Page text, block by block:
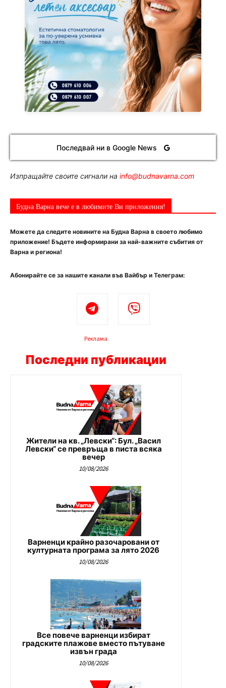
Последвай ни в Google News
Изпращайте своите сигнали на info@budnavarna.com
Будна Варна вече е в любимите Ви приложения!
Можете да следите новините на Будна Варна в своето любимо
приложение! Бъдете информирани за най-важните събития от
Варна и региона!
Абонирайте се за нашите канали във Вайбър и Телеграм:
Реклама
Последни публикации
Жители на кв. „Левски“: Бул. „Васил
Левски“ се превръща в писта всяка
вечер
10/08/2026
Варненци крайно разочаровани от
културната програма за лято 2026
10/08/2026
Все повече варненци избират
градските плажове вместо пътуване
извън града
10/08/2026